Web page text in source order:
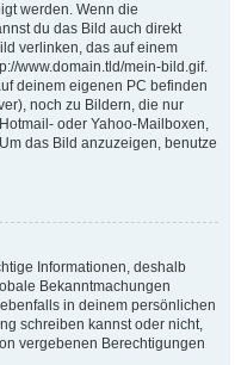
werden. Wenn die
du das Bild auch direkt
verlinken, das auf einem
www.domain.tld/mein-bild.gif.
deinem eigenen PC befinden
noch zu Bildern, die nur
oder Yahoo-Mailboxen,
das Bild anzuzeigen, benutze
Informationen, deshalb
Bekanntmachungen
in deinem persönlichen
schreiben kannst oder nicht,
vergebenen Berechtigungen